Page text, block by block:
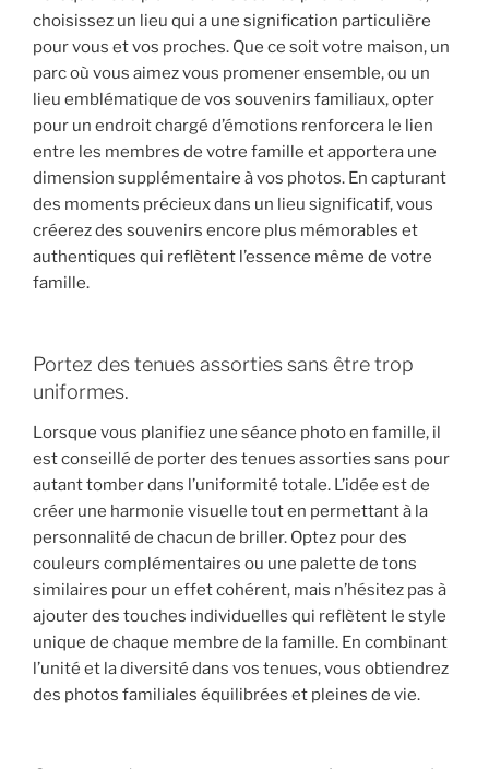
choisissez un lieu qui a une signification particulière
pour vous et vos proches. Que ce soit votre maison, un
parc où vous aimez vous promener ensemble, ou un
lieu emblématique de vos souvenirs familiaux, opter
pour un endroit chargé d’émotions renforcera le lien
entre les membres de votre famille et apportera une
dimension supplémentaire à vos photos. En capturant
des moments précieux dans un lieu significatif, vous
créerez des souvenirs encore plus mémorables et
authentiques qui reflètent l’essence même de votre
famille.
Portez des tenues assorties sans être trop
uniformes.
Lorsque vous planifiez une séance photo en famille, il
est conseillé de porter des tenues assorties sans pour
autant tomber dans l’uniformité totale. L’idée est de
créer une harmonie visuelle tout en permettant à la
personnalité de chacun de briller. Optez pour des
couleurs complémentaires ou une palette de tons
similaires pour un effet cohérent, mais n’hésitez pas à
ajouter des touches individuelles qui reflètent le style
unique de chaque membre de la famille. En combinant
l’unité et la diversité dans vos tenues, vous obtiendrez
des photos familiales équilibrées et pleines de vie.